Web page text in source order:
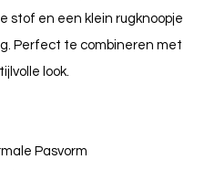
stof en een klein rugknoopje
Perfect te combineren met
look.
Pasvorm